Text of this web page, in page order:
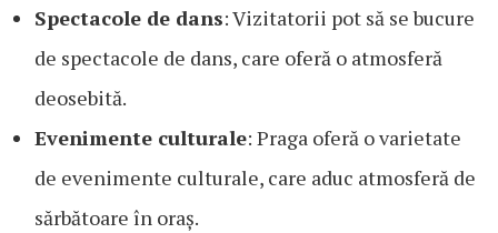
Spectacole de dans: Vizitatorii pot să se bucure
de spectacole de dans, care oferă o atmosferă
deosebită.
Evenimente culturale: Praga oferă o varietate
de evenimente culturale, care aduc atmosferă de
sărbătoare în oraș.